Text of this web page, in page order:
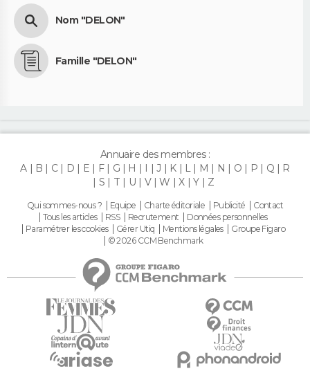
Nom "DELON"
Famille "DELON"
Annuaire des membres :
A
B C D E F G H I J K L M N O P Q
R
S
T U V W X Y Z
Qui sommes-nous ? Equipe Charte éditoriale Publicité
Contact
Tous les articles
RSS Recrutement
Données personnelles
Paramétrer les cookies
Gérer Utiq Mentions légales
Groupe Figaro
© 2026 CCM Benchmark